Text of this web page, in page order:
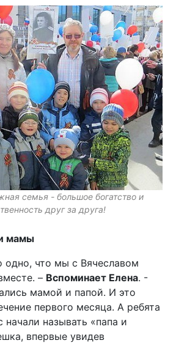
семья - большое богатство и
друг за друга!
мамы
одно, что мы с Вячеславом
– Вспоминает Елена. -
мамой и папой. И это
первого месяца. А ребята
начали называть «папа и
впервые увидев